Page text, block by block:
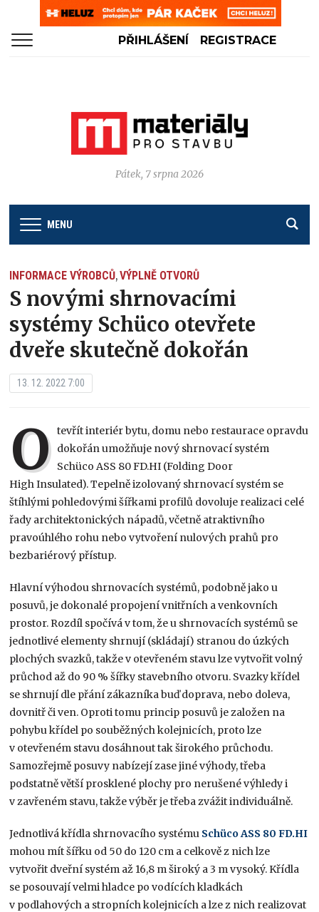
PŘIHLÁŠENÍ REGISTRACE
Pátek, 7 srpna 2026
MENU
INFORMACE VÝROBCŮ,VÝPLNĚ OTVORŮ
S novými shrnovacími
systémy Schüco otevřete
dveře skutečně dokořán
13. 12. 2022 7:00
O tevřít interiér bytu, domu nebo restaurace opravdu
dokořán umožňuje nový shrnovací systém
Schüco ASS 80 FD.HI (Folding Door
High Insulated). Tepelně izolovaný shrnovací systém se
štíhlými pohledovými šířkami profilů dovoluje realizaci celé
řady architektonických nápadů, včetně atraktivního
pravoúhlého rohu nebo vytvoření nulových prahů pro
bezbariérový přístup.
Hlavní výhodou shrnovacích systémů, podobně jako u
posuvů, je dokonalé propojení vnitřních a venkovních
prostor. Rozdíl spočívá v tom, že u shrnovacích systémů se
jednotlivé elementy shrnují (skládají) stranou do úzkých
plochých svazků, takže v otevřeném stavu lze vytvořit volný
průchod až do 90 % šířky stavebního otvoru. Svazky křídel
se shrnují dle přání zákazníka buď doprava, nebo doleva,
dovnitř či ven. Oproti tomu princip posuvů je založen na
pohybu křídel po souběžných kolejnicích, proto lze
v otevřeném stavu dosáhnout tak širokého průchodu.
Samozřejmě posuvy nabízejí zase jiné výhody, třeba
podstatně větší prosklené plochy pro nerušené výhledy i
v zavřeném stavu, takže výběr je třeba zvážit individuálně.
Jednotlivá křídla shrnovacího systému Schüco ASS 80 FD.HI
mohou mít šířku od 50 do 120 cm a celkově z nich lze
vytvořit dveřní systém až 16,8 m široký a 3 m vysoký. Křídla
se posouvají velmi hladce po vodících kladkách
v podlahových a stropních kolejnicích a lze z nich realizovat